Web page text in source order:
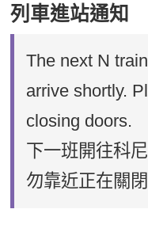
列車進站通知
The next N
arrive shortly.
closing doors.
下一班開往科
勿靠近正在關